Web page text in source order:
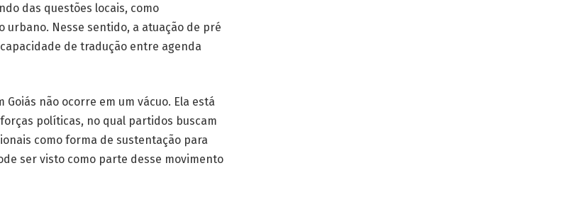
das questões locais, como
Nesse sentido, a atuação de pré
de tradução entre agenda
não ocorre em um vácuo. Ela está
políticas, no qual partidos buscam
como forma de sustentação para
ser visto como parte desse movimento